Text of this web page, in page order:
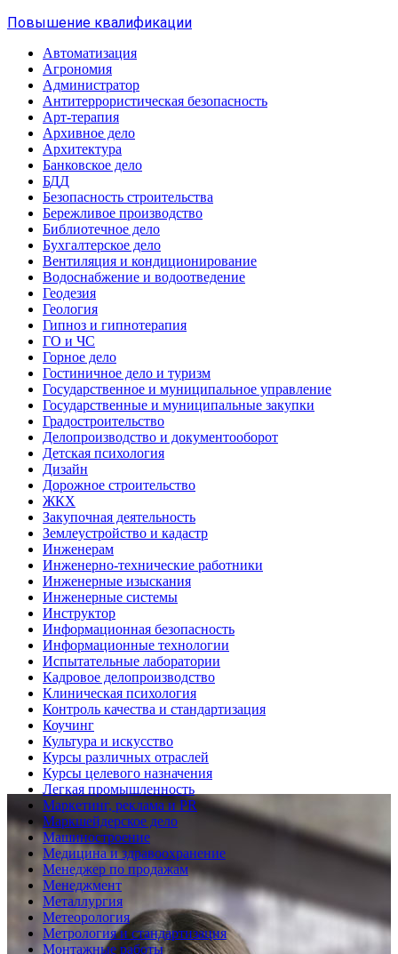
Повышение квалификации
Автоматизация
Агрономия
Администратор
Антитеррористическая безопасность
Арт-терапия
Архивное дело
Архитектура
Банковское дело
БДД
Безопасность строительства
Бережливое производство
Библиотечное дело
Бухгалтерское дело
Вентиляция и кондиционирование
Водоснабжение и водоотведение
Геодезия
Геология
Гипноз и гипнотерапия
ГО и ЧС
Горное дело
Гостиничное дело и туризм
Государственное и муниципальное управление
Государственные и муниципальные закупки
Градостроительство
Делопроизводство и документооборот
Детская психология
Дизайн
Дорожное строительство
ЖКХ
Закупочная деятельность
Землеустройство и кадастр
Инженерам
Инженерно-технические работники
Инженерные изыскания
Инженерные системы
Инструктор
Информационная безопасность
Информационные технологии
Испытательные лаборатории
Кадровое делопроизводство
Клиническая психология
Контроль качества и стандартизация
Коучинг
Культура и искусство
Курсы различных отраслей
Курсы целевого назначения
Легкая промышленность
Маркетинг, реклама и PR
Маркшейдерское дело
Машиностроение
Медицина и здравоохранение
Менеджер по продажам
Менеджмент
Металлургия
Метеорология
Метрология и стандартизация
Монтажные работы